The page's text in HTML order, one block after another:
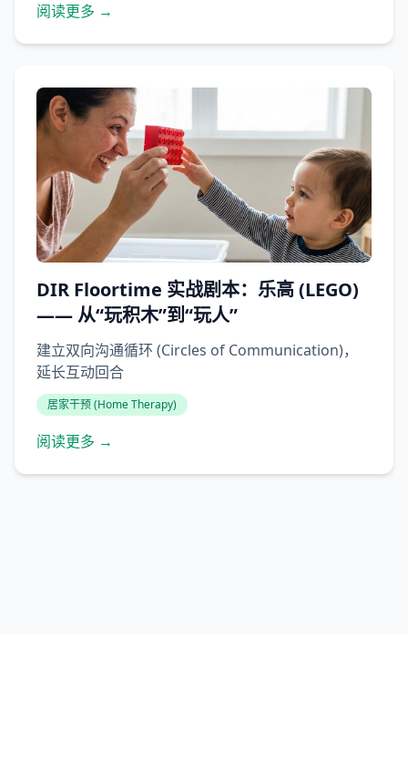
阅读更多 →
DIR Floortime 实战剧本：乐高 (LEGO)
—— 从“玩积木”到“玩人”
建立双向沟通循环 (Circles of Communication)，
延长互动回合
居家干预 (Home Therapy)
阅读更多 →